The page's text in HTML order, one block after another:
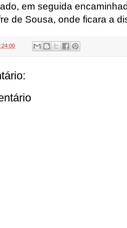
em seguida
de Sousa, onde ficara a